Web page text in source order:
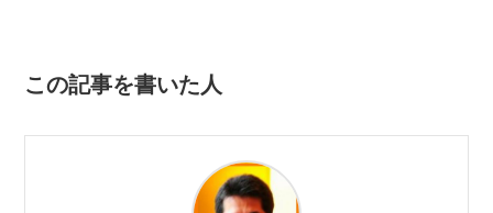
この記事を書いた人